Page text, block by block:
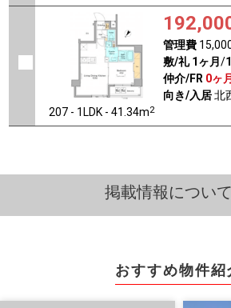
207 - 1LDK - 41.34m2
管理費
敷/礼 1ヶ月 /
仲介/FR 0ヶ月
向き/入居北
掲載情報について
おすすめ物件紹